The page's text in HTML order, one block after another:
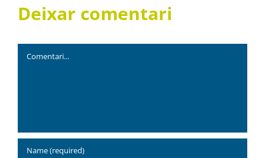
Deixar comentari